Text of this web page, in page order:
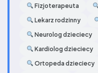
Fizjoterapeuta
Lekarz rodzinny
Neurolog dzieciecy
Kardiolog dzieciecy
Ortopeda dzieciecy